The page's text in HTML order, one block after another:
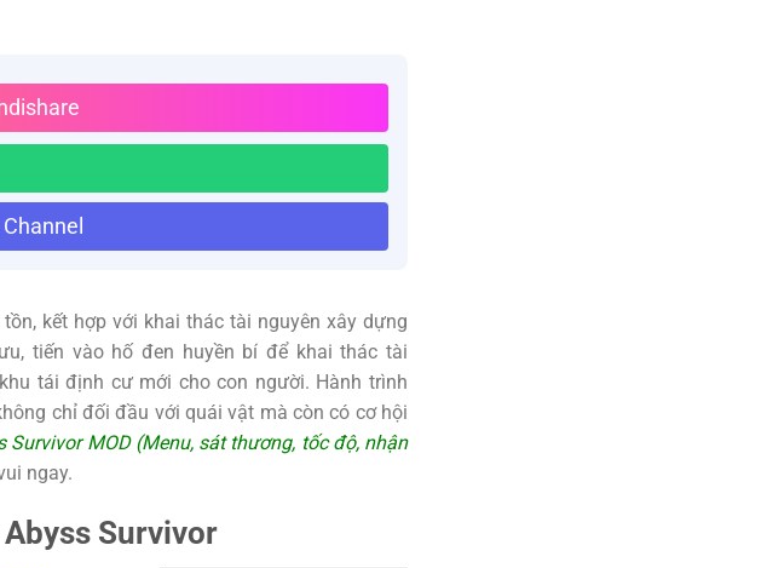
kết hợp với khai thác tài nguyên xây dựng
tiến vào hố đen huyền bí để khai thác tài
tái định cư mới cho con người. Hành trình
chỉ đối đầu với quái vật mà còn có cơ hội
Survivor MOD (Menu, sát thương, tốc độ, nhận
ngay.
Survivor